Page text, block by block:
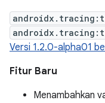
Versi 1.2.0-alpha01
Fitur Baru
Menambahkan